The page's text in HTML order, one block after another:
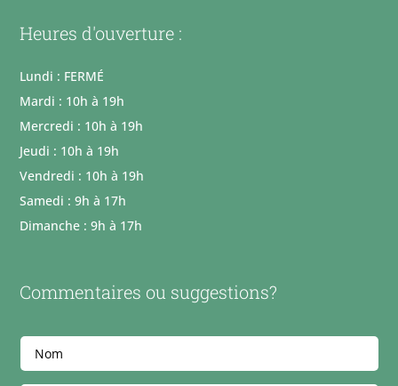
Heures d'ouverture :
Lundi : FERMÉ
Mardi : 10h à 19h
Mercredi : 10h à 19h
Jeudi : 10h à 19h
Vendredi : 10h à 19h
Samedi : 9h à 17h
Dimanche : 9h à 17h
Commentaires ou suggestions?